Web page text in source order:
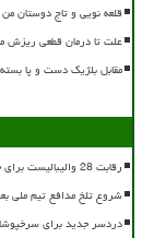
قلعه نویی و تاج دوستان
علت تا درمان قطعی ریزش
مقابل بلژیک دست و پا
رقابت 28 والیبالیست برای حضور در لیست نهائی تیم ملی
شروع تلخ مدافع تیم ملی
دردسر جدید برای